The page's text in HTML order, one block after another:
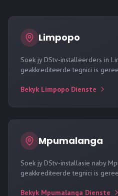
Limpopo
Soek jy DStv-installeerders in
geakkrediteerde tegnici is
Bekyk Limpopo Dienste
Mpumalanga
Soek jy DStv-installasie naby
geakkrediteerde tegnici is
Bekyk Mpumalanga Dienste